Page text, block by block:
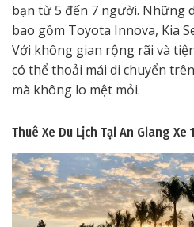
bạn từ 5 đến 7 người. Những
bao gồm Toyota Innova, Kia
Với không gian rộng rãi và
có thể thoải mái di chuyển
mà không lo mệt mỏi.
Thuê Xe Du Lịch Tại An Giang Xe